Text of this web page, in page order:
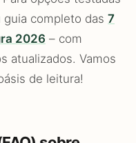
completo das 7
2026 – com
atualizados. Vamos
de leitura!